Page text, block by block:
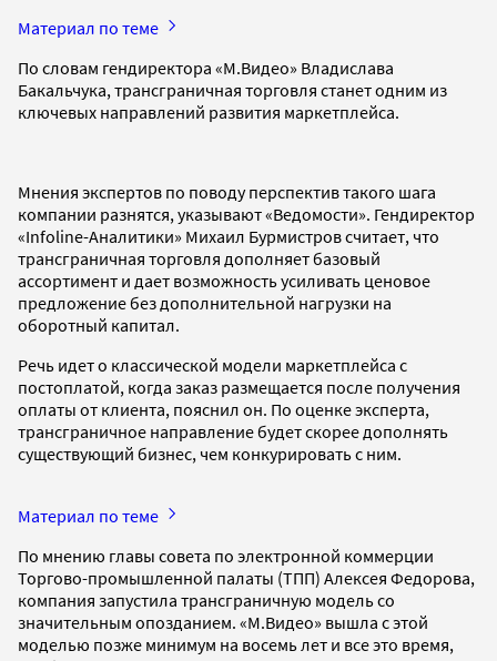
Материал по теме
По словам гендиректора «М.Видео» Владислава
Бакальчука, трансграничная торговля станет одним из
ключевых направлений развития маркетплейса.
Мнения экспертов по поводу перспектив такого шага
компании разнятся, указывают «Ведомости». Гендиректор
«Infoline-Аналитики» Михаил Бурмистров считает, что
трансграничная торговля дополняет базовый
ассортимент и дает возможность усиливать ценовое
предложение без дополнительной нагрузки на
оборотный капитал.
Речь идет о классической модели маркетплейса с
постоплатой, когда заказ размещается после получения
оплаты от клиента, пояснил он. По оценке эксперта,
трансграничное направление будет скорее дополнять
существующий бизнес, чем конкурировать с ним.
Материал по теме
По мнению главы совета по электронной коммерции
Торгово-промышленной палаты (ТПП) Алексея Федорова,
компания запустила трансграничную модель со
значительным опозданием. «М.Видео» вышла с этой
моделью позже минимум на восемь лет и все это время,